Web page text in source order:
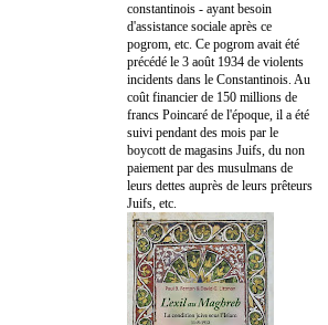
constantinois - ayant besoin
d'assistance sociale après ce
pogrom, etc. Ce pogrom avait été
précédé le 3 août 1934 de violents
incidents dans le Constantinois. Au
coût financier de 150 millions de
francs Poincaré de l'époque, il a été
suivi pendant des mois par le
boycott de magasins Juifs, du non
paiement par des musulmans de
leurs dettes auprès de leurs prêteurs
Juifs, etc.